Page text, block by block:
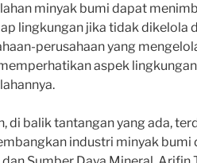
minyak bumi dapat
lingkungan jika tidak dikelola
perusahaan yang
aspek
di balik tantangan yang ada,
industri minyak bumi